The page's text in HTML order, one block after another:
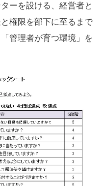
ーを設ける、経営者と
権限を部下に至るまで
管理者が育つ環境」を